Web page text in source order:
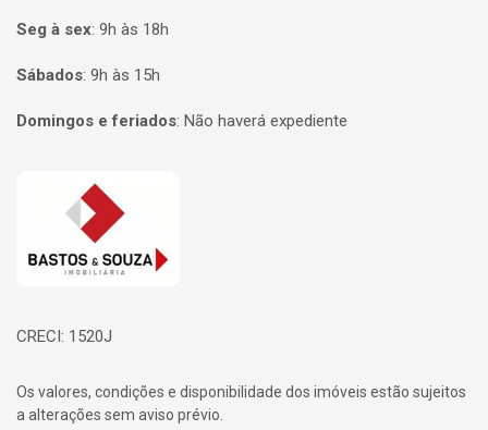
Seg à sex: 9h às 18h
Sábados: 9h às 15h
Domingos e feriados: Não haverá expediente
Página inicial
CRECI: 1520J
Os valores, condições e disponibilidade dos imóveis estão sujeitos
a alterações sem aviso prévio.